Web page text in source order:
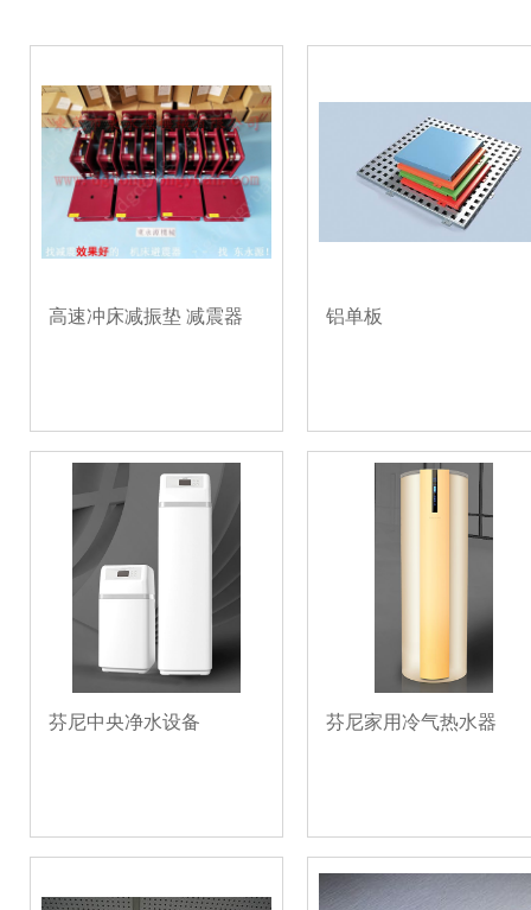
高速冲床减振垫 减震器 铝单板
芬尼中央净水设备 芬尼家用冷气热水器